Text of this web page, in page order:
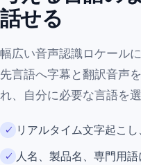
話せる
幅広い音声認識ロケール
先言語へ字幕と翻訳音声
れ、自分に必要な言語を選
リアルタイム文字起こ
人名、製品名、専門用